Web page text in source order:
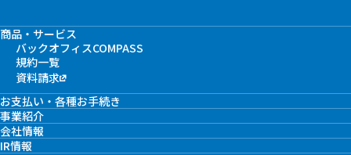
商品・サービス
バックオフィスCOMPASS
規約一覧
資料請求
お支払い・各種お手続き
事業紹介
会社情報
IR情報